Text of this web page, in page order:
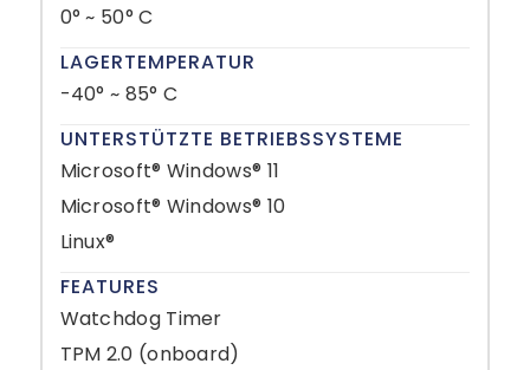
0° ~ 50° C
LAGERTEMPERATUR
-40° ~ 85° C
UNTERSTÜTZTE BETRIEBSSYSTEME
Microsoft® Windows® 11
Microsoft® Windows® 10
Linux®
FEATURES
Watchdog Timer
TPM 2.0 (onboard)